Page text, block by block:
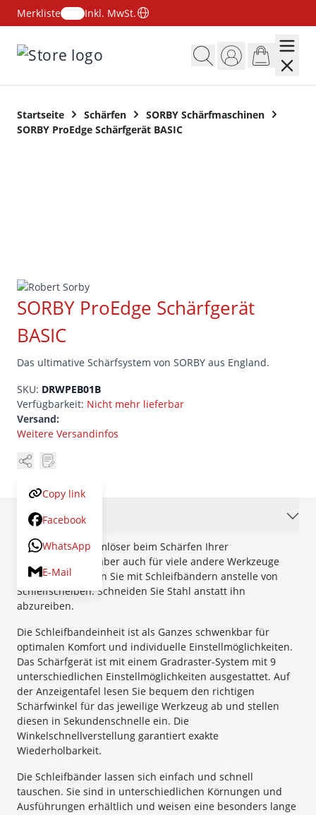
Merkliste
Inkl. MwSt.
Startseite Schärfen
SORBY Schärfmaschinen
SORBY ProEdge Schärfgerät BASIC
SORBY ProEdge Schärfgerät
BASIC
Das ultimative Schärfsystem von SORBY aus England.
SKU: DRWPEB01B
Verfügbarkeit: Nicht mehr lieferbar
Versand:
Weitere Versandinfos
Copy link
Facebook
WhatsApp
E-Mail
Beschreibung
Ein echter Problemlöser beim Schärfen Ihrer
Drechselmesser, aber auch für viele andere Werkzeuge
geeignet. Schleifen Sie mit Schleifbändern anstelle von
Schleifscheiben. Schneiden Sie Stahl anstatt ihn
abzureiben.
Die Schleifbandeinheit ist als Ganzes schwenkbar für
optimalen Komfort und individuelle Einstellmöglichkeiten.
Das Schärfgerät ist mit einem Gradraster-System mit 9
unterschiedlichen Einstellmöglichkeiten ausgestattet. Auf
der Anzeigentafel lesen Sie bequem den richtigen
Schärfwinkel für das jeweilige Werkzeug ab und stellen
diesen in Sekundenschnelle ein. Die
Winkelschnellverstellung garantiert exakte
Wiederholbarkeit.
Die Schleifbänder lassen sich einfach und schnell
tauschen. Sie sind in unterschiedlichen Körnungen und
Ausführungen erhältlich und weisen eine besonders lange